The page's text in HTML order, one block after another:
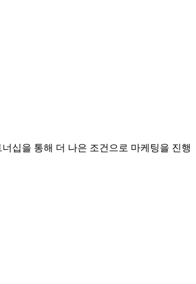
십을 통해 더 나은 조건으로 마케팅을 진행